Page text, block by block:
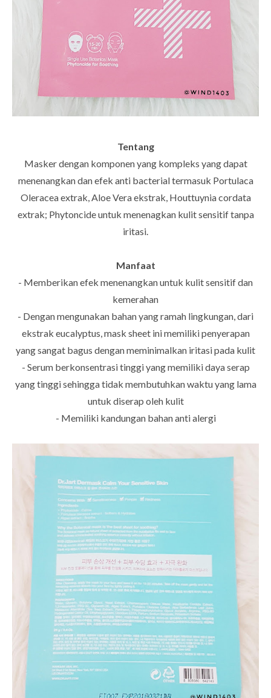
Tentang
Masker dengan komponen yang kompleks yang dapat
menenangkan dan efek anti bacterial termasuk Portulaca
Oleracea extrak, Aloe Vera ekstrak, Houttuynia cordata
extrak; Phytoncide untuk menenagkan kulit sensitif tanpa
iritasi.
Manfaat
- Memberikan efek menenangkan untuk kulit sensitif dan
kemerahan
- Dengan mengunakan bahan yang ramah lingkungan, dari
ekstrak eucalyptus, mask sheet ini memiliki penyerapan
yang sangat bagus dengan meminimalkan iritasi pada kulit
- Serum berkonsentrasi tinggi yang memiliki daya serap
yang tinggi sehingga tidak membutuhkan waktu yang lama
untuk diserap oleh kulit
- Memiliki kandungan bahan anti alergi